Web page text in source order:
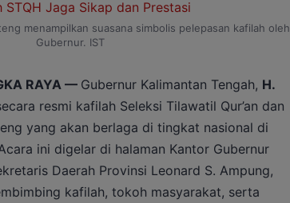
menampilkan suasana simbolis pelepasan kafilah oleh
Gubernur. IST
RAYA — Gubernur Kalimantan Tengah, H.
resmi kafilah Seleksi Tilawatil Qur’an dan
yang akan berlaga di tingkat nasional di
ini digelar di halaman Kantor Gubernur
Daerah Provinsi Leonard S. Ampung,
kafilah, tokoh masyarakat, serta